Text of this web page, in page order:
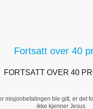
FORTSATT OVER 40
misjonbefalingen ble gitt, er det
ikke kjenner Jesus.